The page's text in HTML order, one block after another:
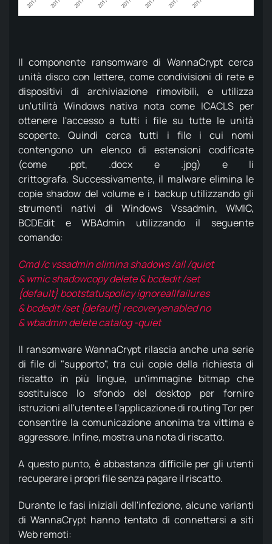
Il componente ransomware di WannaCrypt cerca
unità disco con lettere, come condivisioni di rete e
dispositivi di archiviazione rimovibili, e utilizza
un'utilità Windows nativa nota come ICACLS per
ottenere l'accesso a tutti i file su tutte le unità
scoperte.Quindi cerca tutti i file i cui nomi
contengono un elenco di estensioni codificate
(come .ppt, .docx e .jpg) e li
crittografa.Successivamente, il malware elimina le
copie shadow del volume e i backup utilizzando gli
strumenti nativi di Windows Vssadmin, WMIC,
BCDEdit e WBAdmin utilizzando il seguente
comando:
Cmd /c vssadmin elimina shadows /all /quiet
& wmic shadowcopy delete & bcdedit /set
{default} bootstatuspolicy ignoreallfailures
& bcdedit /set {default} recoveryenabled no
& wbadmin delete catalog -quiet
Il ransomware WannaCrypt rilascia anche una serie
di file di "supporto", tra cui copie della richiesta di
riscatto in più lingue, un'immagine bitmap che
sostituisce lo sfondo del desktop per fornire
istruzioni all'utente e l'applicazione di routing Tor per
consentire la comunicazione anonima tra vittima e
aggressore. Infine, mostra una nota di riscatto.
A questo punto, è abbastanza difficile per gli utenti
recuperare i propri file senza pagare il riscatto.
Durante le fasi iniziali dell'infezione, alcune varianti
di WannaCrypt hanno tentato di connettersi a siti
Web remoti: